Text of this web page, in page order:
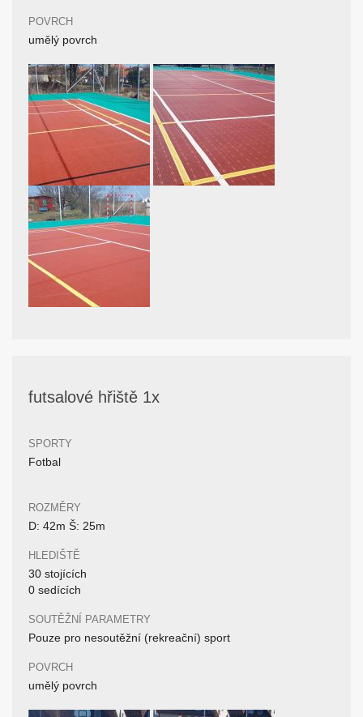
POVRCH
umělý povrch
futsalové hřiště 1x
SPORTY
Fotbal
ROZMĚRY
D: 42m Š: 25m
HLEDIŠTĚ
30 stojících
0 sedících
SOUTĚŽNÍ PARAMETRY
Pouze pro nesoutěžní (rekreační) sport
POVRCH
umělý povrch